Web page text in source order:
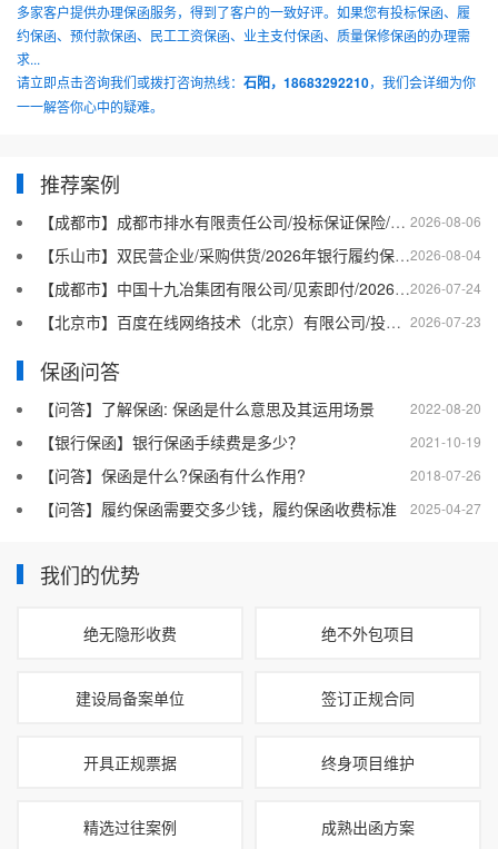
多家客户提供办理保函服务，得到了客户的一致好评。如果您有投标保函、履
约保函、预付款保函、民工工资保函、业主支付保函、质量保修保函的办理需
求...
请立即点击咨询我们或拨打咨询热线： 石阳，18683292210，我们会详细为你
一一解答你心中的疑难。
推荐案例
2026-08-06
【成都市】成都市排水有限责任公司/投标保证保险/2026银行投标保函十三
2026-08-04
【乐山市】双民营企业/采购供货/2026年银行履约保函四十二
2026-07-24
【成都市】中国十九冶集团有限公司/见索即付/2026年银行履约保函四十一
2026-07-23
【北京市】百度在线网络技术（北京）有限公司/投标保函/2026银行投标保函十二
保函问答
2022-08-20
【问答】了解保函: 保函是什么意思及其运用场景
2021-10-19
【银行保函】银行保函手续费是多少？
2018-07-26
【问答】保函是什么?保函有什么作用?
2025-04-27
【问答】履约保函需要交多少钱，履约保函收费标准
我们的优势
绝无隐形收费 绝不外包项目
建设局备案单位 签订正规合同
开具正规票据 终身项目维护
精选过往案例 成熟出函方案